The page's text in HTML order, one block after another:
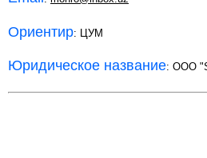
Ориентир: ЦУМ
Юридическое название: ООО